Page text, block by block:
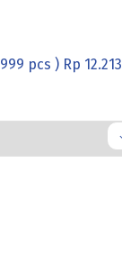
pcs ) Rp 12.213